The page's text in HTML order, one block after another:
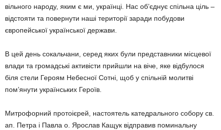
вільного народу, яким є ми, українці. Нас об’єднує спільна ціль –
відстояти та повернути наші території заради побудови
європейської української держави.
В цей день сокальчани, серед яких були представники місцевої
влади та громадські активісти прийшли на віче, яке відбулося
біля стели Героям Небесної Сотні, щоб у спільній молитві
пом’янути українських Героїв.
Митрофорний протоієрей, настоятель катедрального собору св.
ап. Петра і Павла о. Ярослав Кащук відправив поминальну